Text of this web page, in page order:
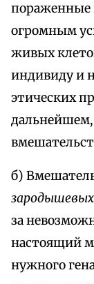
пораженные
огромным
живых
индивиду и
этических
дальнейшем,
б)
за
настоящий
нужного